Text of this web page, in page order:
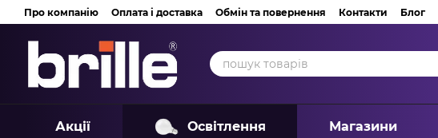
Перейти до основного контенту
Про компанію Оплата і доставка Обмін та повернення Контакти Блог
Акції Освітлення Магазини